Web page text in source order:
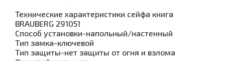
Технические характеристики сейфа книга
BRAUBERG 291051
Способ установки-напольный/настенный
Тип замка-ключевой
Тип защиты-нет защиты от огня и взлома